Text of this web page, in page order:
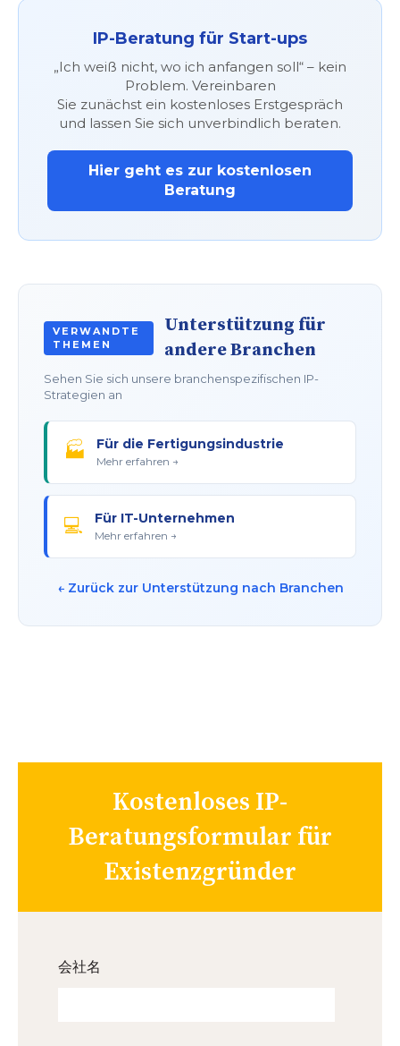
IP-Beratung für Start-ups
„Ich weiß nicht, wo ich anfangen soll“ – kein
Problem. Vereinbaren
Sie zunächst ein kostenloses Erstgespräch
und lassen Sie sich unverbindlich beraten.
Hier geht es zur kostenlosen
Beratung
VERWANDTE
THEMEN
Unterstützung für
andere Branchen
Sehen Sie sich unsere branchenspezifischen IP-
Strategien an
🏭 Für die Fertigungsindustrie
Mehr erfahren →
💻 Für IT-Unternehmen
Mehr erfahren →
← Zurück zur Unterstützung nach Branchen
Kostenloses IP-
Beratungsformular für
Existenzgründer
会社名